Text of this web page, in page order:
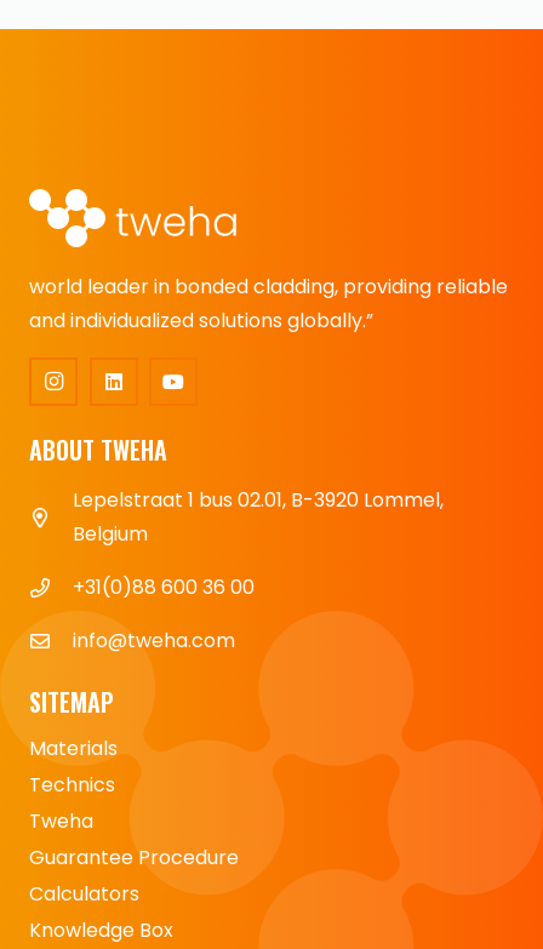
world leader in bonded cladding, providing reliable
and individualized solutions globally.”
ABOUT TWEHA
Lepelstraat 1 bus 02.01, B-3920 Lommel,
Belgium
+31(0)88 600 36 00
info@tweha.com
SITEMAP
Materials
Technics
Tweha
Guarantee Procedure
Calculators
Knowledge Box